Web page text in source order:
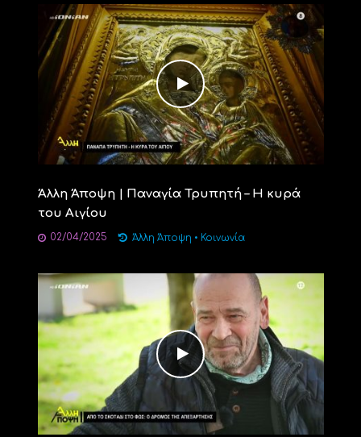
Άλλη Άποψη | Παναγία Τρυπητή – Η κυρά
του Αιγίου
02/04/2025 Άλλη Άποψη • Κοινωνία